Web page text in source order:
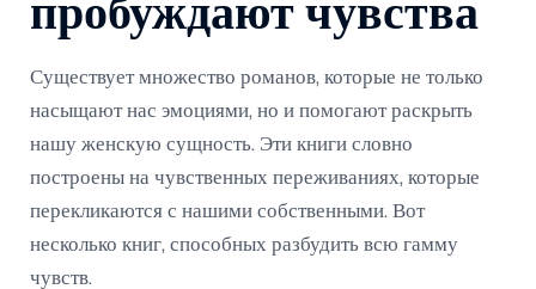
пробуждают чувства
Существует множество романов, которые не только
насыщают нас эмоциями, но и помогают раскрыть
нашу женскую сущность. Эти книги словно
построены на чувственных переживаниях, которые
перекликаются с нашими собственными. Вот
несколько книг, способных разбудить всю гамму
чувств.